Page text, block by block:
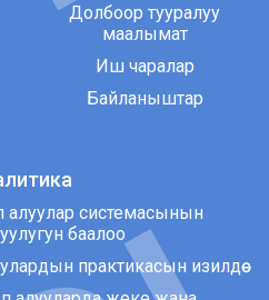
Долбоор тууралуу
маалымат
Иш чаралар
Байланыштар
алуулар системасынын
баалоо
практикасын изилдөө